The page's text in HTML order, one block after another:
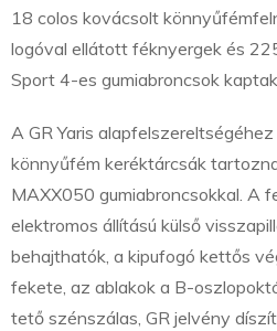
18 colos kovácsolt
logóval ellátott féknyergek és
Sport 4-es gumiabroncsok
A GR Yaris
könnyűfém keréktárcsák
MAXX050 gumiabroncsokkal. A
elektromos állítású külső
behajthatók, a kipufogó kettős
fekete, az ablakok a B-
tető szénszálas, GR jelvény